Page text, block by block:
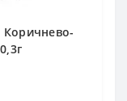
Коричнево-